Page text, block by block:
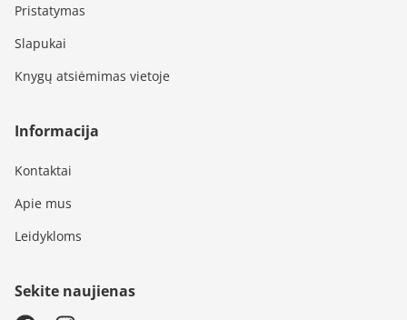
Pristatymas
Slapukai
Knygų atsiėmimas vietoje
Informacija
Kontaktai
Apie mus
Leidykloms
Sekite naujienas